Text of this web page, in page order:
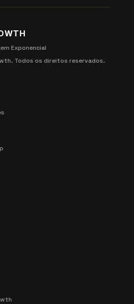
Exponencial
Todos os direitos reservados.